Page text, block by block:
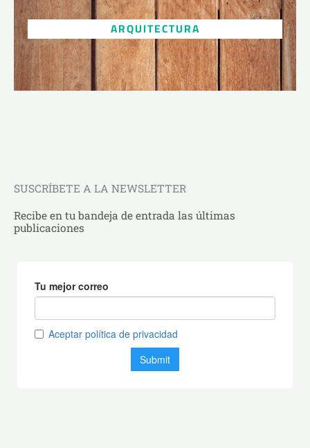
ARQUITECTURA
SUSCRÍBETE A LA NEWSLETTER
Recibe en tu bandeja de entrada las últimas
publicaciones